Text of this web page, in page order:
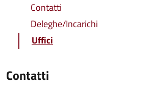
Contatti
Deleghe/Incarichi
Uffici
Contatti